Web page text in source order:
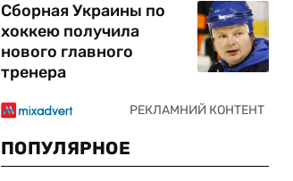
Сборная Украины по
хоккею получила
нового главного
тренера
ПОПУЛЯРНОЕ